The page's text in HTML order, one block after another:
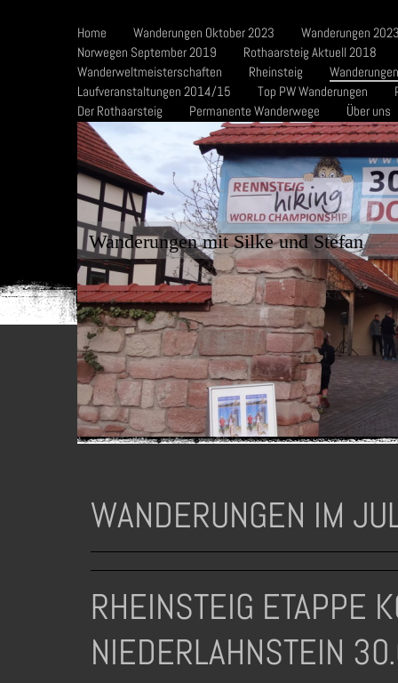
Home Wanderungen Oktober 2023
Wanderungen
Norwegen September 2019
Rothaarsteig Aktuell 2018
Wanderweltmeisterschaften
Rheinsteig
Laufveranstaltungen 2014/15
Top PW Wanderungen
Der Rothaarsteig
Permanente Wanderwege Über uns
Wanderungen mit Silke und Stefan
WANDERUNGEN IM
RHEINSTEIG ETAPPE
NIEDERLAHNSTEIN